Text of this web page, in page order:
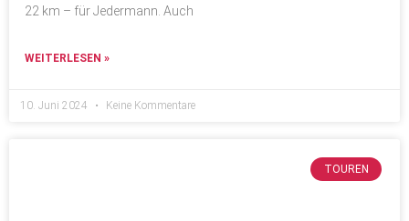
22 km – für Jedermann. Auch
WEITERLESEN »
10. Juni 2024 Keine Kommentare
TOUREN